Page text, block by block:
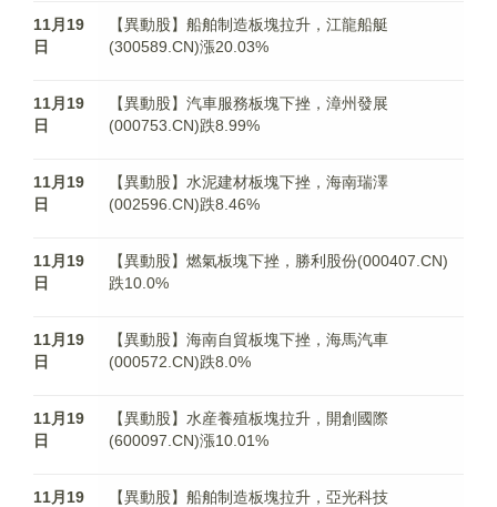
11月19
日
【異動股】船舶制造板塊拉升，江龍船艇
(300589.CN)漲20.03%
11月19
日
【異動股】汽車服務板塊下挫，漳州發展
(000753.CN)跌8.99%
11月19
日
【異動股】水泥建材板塊下挫，海南瑞澤
(002596.CN)跌8.46%
11月19
日
【異動股】燃氣板塊下挫，勝利股份(000407.CN)
跌10.0%
11月19
日
【異動股】海南自貿板塊下挫，海馬汽車
(000572.CN)跌8.0%
11月19
日
【異動股】水産養殖板塊拉升，開創國際
(600097.CN)漲10.01%
11月19
【異動股】船舶制造板塊拉升，亞光科技